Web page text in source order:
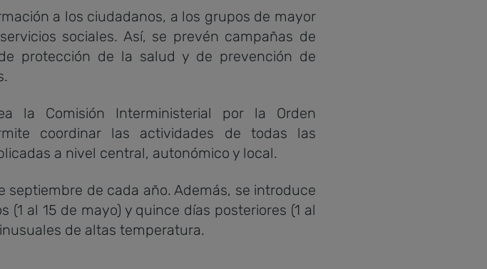
a los ciudadanos, a los grupos de mayor
sociales. Así, se prevén campañas de
protección de la salud y de prevención de
Comisión Interministerial por la Orden
coordinar las actividades de todas las
a nivel central, autonómico y local.
septiembre de cada año. Además, se introduce
al 15 de mayo) y quince días posteriores (1 al
de altas temperatura.